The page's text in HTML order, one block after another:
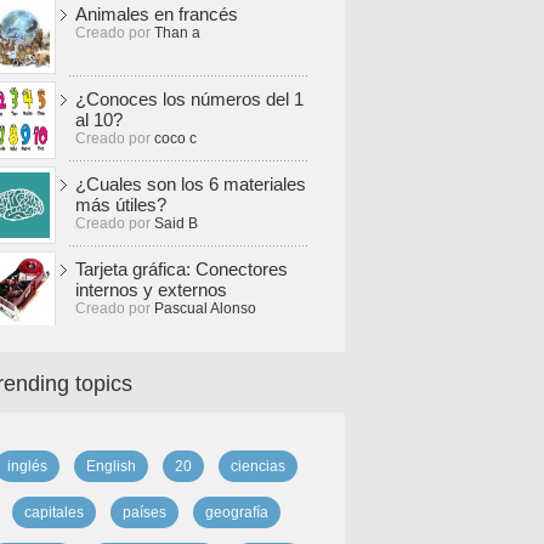
Animales en francés
Creado por Than a
¿Conoces los números del 1
al 10?
Creado por coco c
¿Cuales son los 6 materiales
más útiles?
Creado por Said B
Tarjeta gráfica: Conectores
internos y externos
Creado por Pascual Alonso
topics
inglés English 20 ciencias
capitales países geografía